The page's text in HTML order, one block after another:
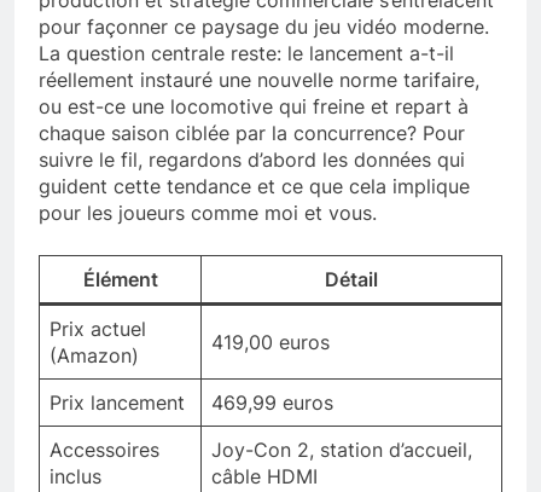
pour façonner ce paysage du jeu vidéo moderne.
La question centrale reste: le lancement a-t-il
réellement instauré une nouvelle norme tarifaire,
ou est-ce une locomotive qui freine et repart à
chaque saison ciblée par la concurrence? Pour
suivre le fil, regardons d’abord les données qui
guident cette tendance et ce que cela implique
pour les joueurs comme moi et vous.
Élément Détail
Prix actuel
(Amazon)
419,00 euros
Prix lancement
469,99 euros
Accessoires
inclus
Joy-Con 2, station d’accueil,
câble HDMI